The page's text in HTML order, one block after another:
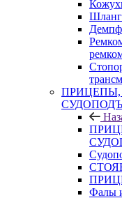
ПРИЦЕПЫ,
Фалы